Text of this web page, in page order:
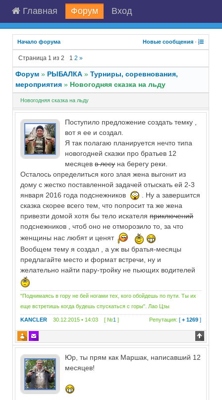
Главная Форум Вход
Начало форума Новые сообщения ·
Страница 1 из2 1 2 »
Форум » РЫБАЛКА » Турниры, соревнования,
мероприятия » Новогодняя сказка на льду
Новогодняя сказка на льду
Поступило предложение создать темку ,
вот я ее и создал.
Я так полагаю планируется нечто типа
новогодней сказки про братьев 12
месяцевв лесуна берегу реки.
Осталось определиться кого злая жена выгонит из
дому с жестко поставленной задачей отыскать ей 2-3
января 2016 года подснежников
. Ну а завершится
сказка скорее всего тем, что попросит та же жена
привезти домой хотя бы тело искателяприключений
подснежников , чтоб оно не отморозило то, за что
женщины нас любят и ценят
Вообщем тему я создал , а уж вы братья-месяцы
предлагайте место и формат встречи, ну и
желательно найти пару-тройку не пьющих водителей
"Поднимаясь в гору не бей ногами тех, кого обойдешь по пути. Ты их
еще встретишь когда будешь спускаться с горы". Лао Цзы
KANCLER 30.12.2015 • 14:03 [ №1 ] Репутация: [+ 1269 ]
Юр, ты прям как Маршак, написавший 12
месяцев!